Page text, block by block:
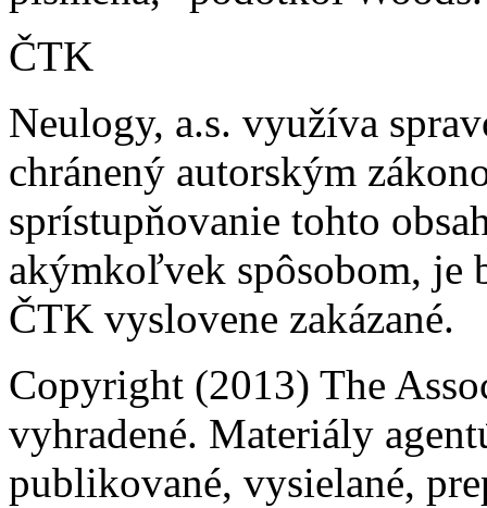
ČTK
Neulogy, a.s. využíva
chránený autorským
sprístupňovanie tohto
akýmkoľvek spôsobom, je
ČTK vyslovene zakázané.
Copyright (2013) The
vyhradené. Materiály
publikované, vysielané,